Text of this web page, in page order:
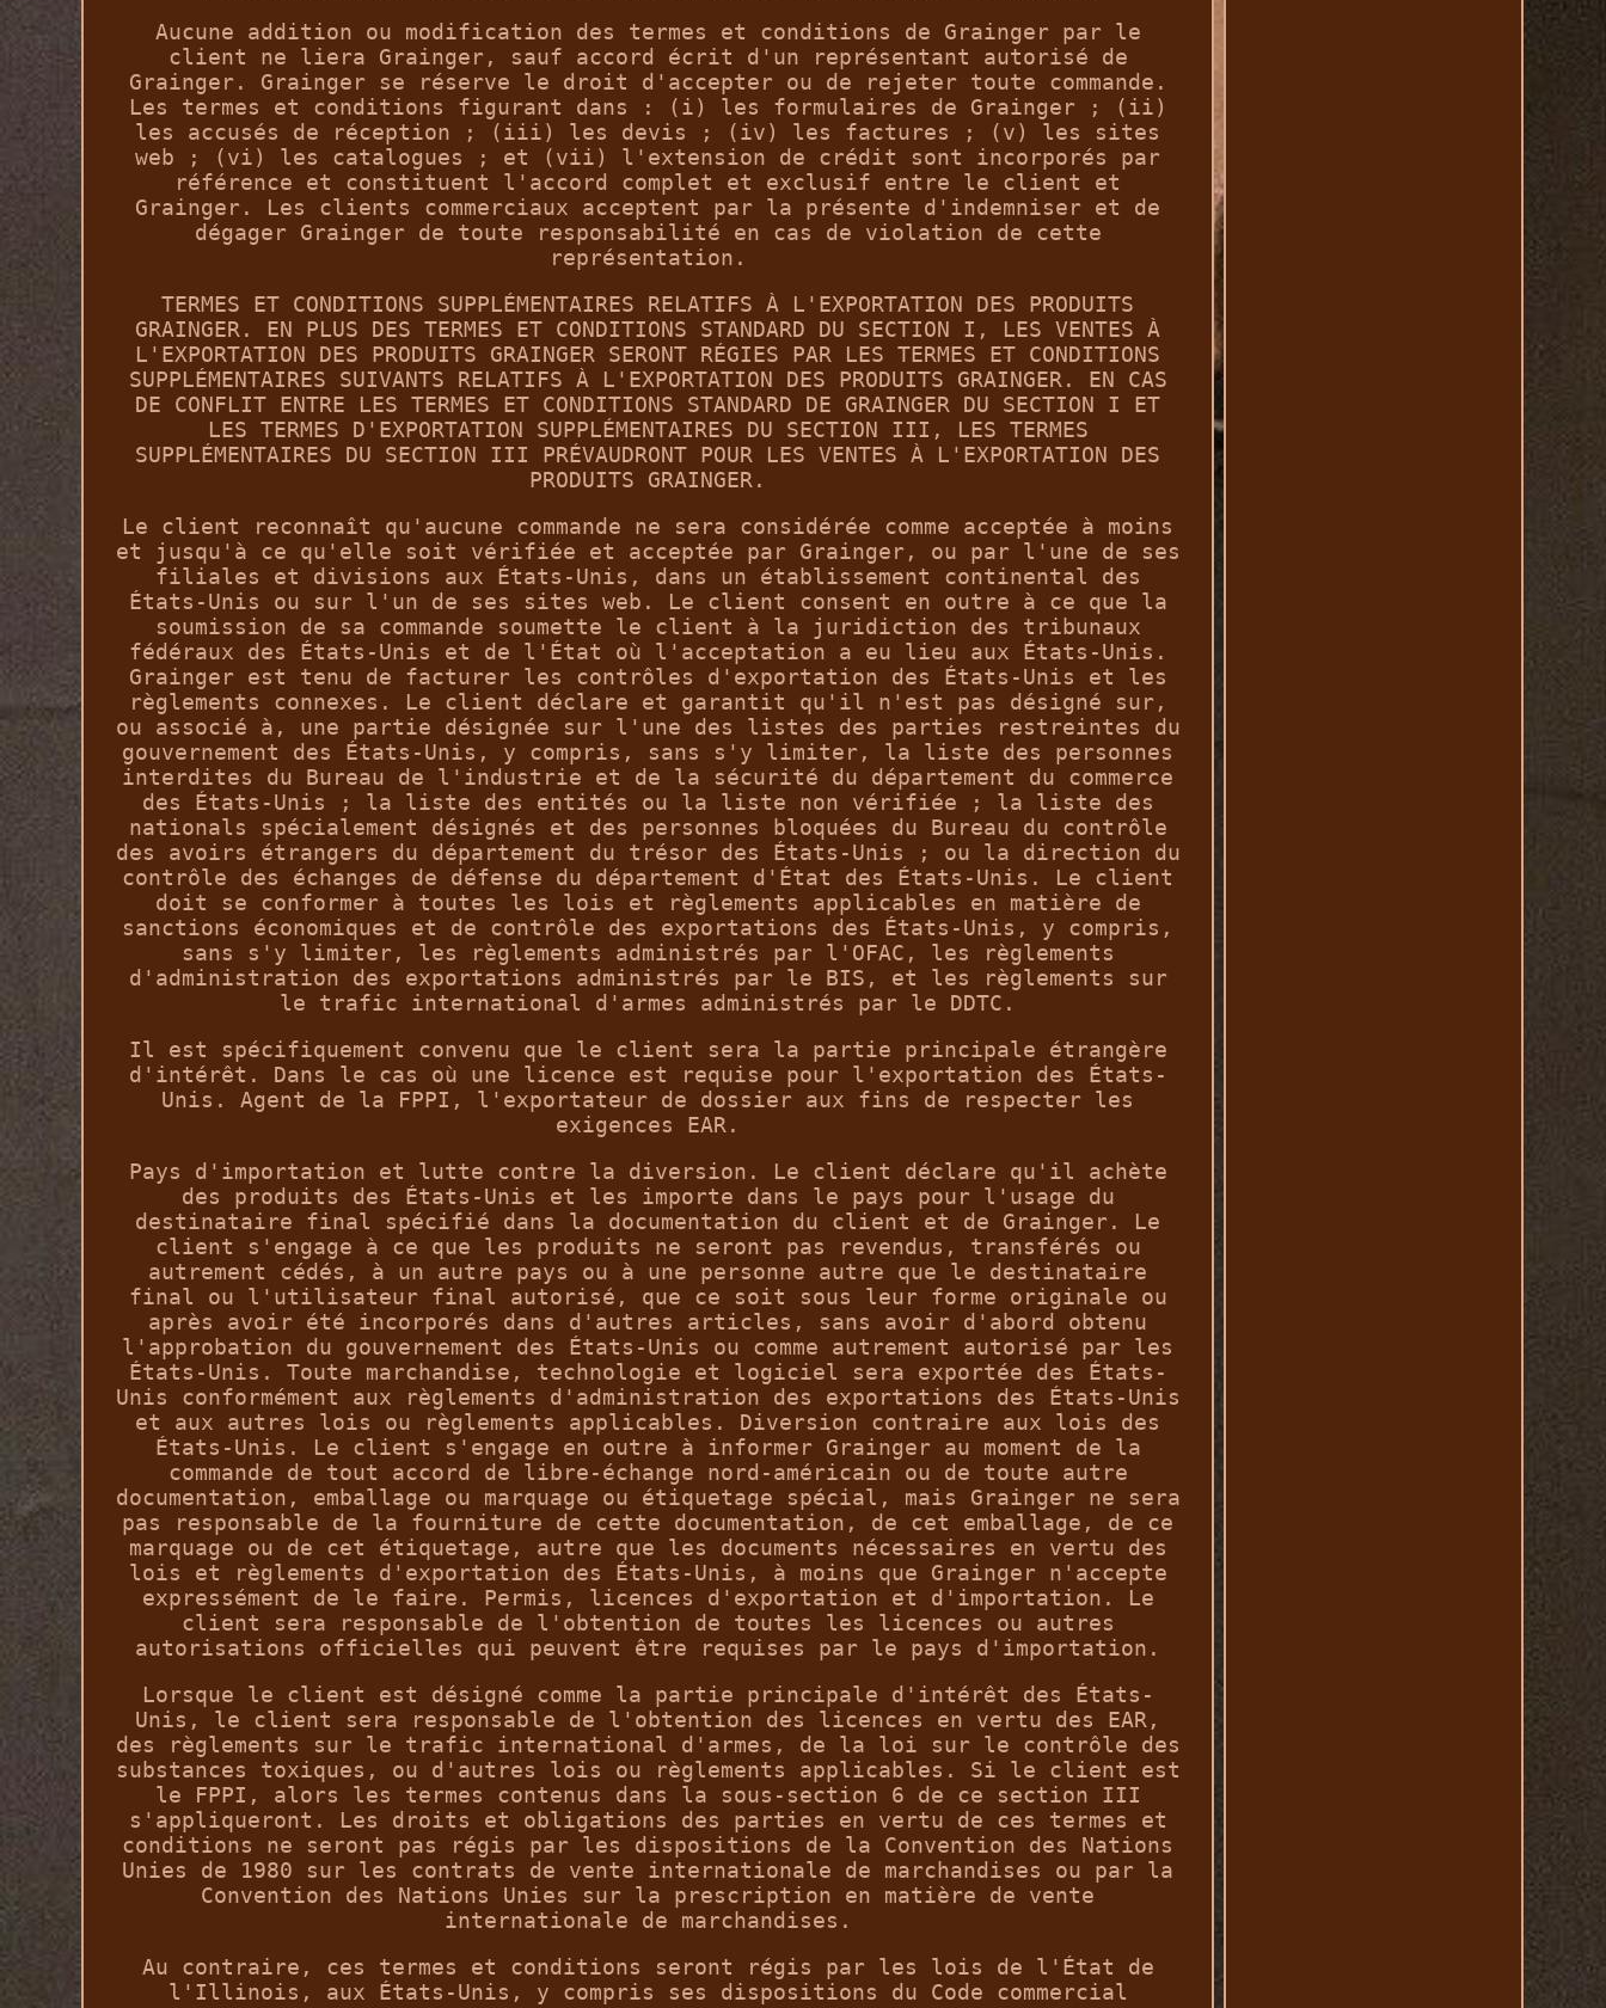
Aucune addition ou modification des termes et conditions de Grainger par le
client ne liera Grainger, sauf accord écrit d'un représentant autorisé de
Grainger. Grainger se réserve le droit d'accepter ou de rejeter toute commande.
Les termes et conditions figurant dans : (i) les formulaires de Grainger ; (ii)
les accusés de réception ; (iii) les devis ; (iv) les factures ; (v) les sites
web ; (vi) les catalogues ; et (vii) l'extension de crédit sont incorporés par
référence et constituent l'accord complet et exclusif entre le client et
Grainger. Les clients commerciaux acceptent par la présente d'indemniser et de
dégager Grainger de toute responsabilité en cas de violation de cette
représentation.
TERMES ET CONDITIONS SUPPLÉMENTAIRES RELATIFS À L'EXPORTATION DES PRODUITS
GRAINGER. EN PLUS DES TERMES ET CONDITIONS STANDARD DU SECTION I, LES VENTES À
L'EXPORTATION DES PRODUITS GRAINGER SERONT RÉGIES PAR LES TERMES ET CONDITIONS
SUPPLÉMENTAIRES SUIVANTS RELATIFS À L'EXPORTATION DES PRODUITS GRAINGER. EN CAS
DE CONFLIT ENTRE LES TERMES ET CONDITIONS STANDARD DE GRAINGER DU SECTION I ET
LES TERMES D'EXPORTATION SUPPLÉMENTAIRES DU SECTION III, LES TERMES
SUPPLÉMENTAIRES DU SECTION III PRÉVAUDRONT POUR LES VENTES À L'EXPORTATION DES
PRODUITS GRAINGER.
Le client reconnaît qu'aucune commande ne sera considérée comme acceptée à moins
et jusqu'à ce qu'elle soit vérifiée et acceptée par Grainger, ou par l'une de ses
filiales et divisions aux États-Unis, dans un établissement continental des
États-Unis ou sur l'un de ses sites web. Le client consent en outre à ce que la
soumission de sa commande soumette le client à la juridiction des tribunaux
fédéraux des États-Unis et de l'État où l'acceptation a eu lieu aux États-Unis.
Grainger est tenu de facturer les contrôles d'exportation des États-Unis et les
règlements connexes. Le client déclare et garantit qu'il n'est pas désigné sur,
ou associé à, une partie désignée sur l'une des listes des parties restreintes du
gouvernement des États-Unis, y compris, sans s'y limiter, la liste des personnes
interdites du Bureau de l'industrie et de la sécurité du département du commerce
des États-Unis ; la liste des entités ou la liste non vérifiée ; la liste des
nationals spécialement désignés et des personnes bloquées du Bureau du contrôle
des avoirs étrangers du département du trésor des États-Unis ; ou la direction du
contrôle des échanges de défense du département d'État des États-Unis. Le client
doit se conformer à toutes les lois et règlements applicables en matière de
sanctions économiques et de contrôle des exportations des États-Unis, y compris,
sans s'y limiter, les règlements administrés par l'OFAC, les règlements
d'administration des exportations administrés par le BIS, et les règlements sur
le trafic international d'armes administrés par le DDTC.
Il est spécifiquement convenu que le client sera la partie principale étrangère
d'intérêt. Dans le cas où une licence est requise pour l'exportation des États-
Unis. Agent de la FPPI, l'exportateur de dossier aux fins de respecter les
exigences EAR.
Pays d'importation et lutte contre la diversion. Le client déclare qu'il achète
des produits des États-Unis et les importe dans le pays pour l'usage du
destinataire final spécifié dans la documentation du client et de Grainger. Le
client s'engage à ce que les produits ne seront pas revendus, transférés ou
autrement cédés, à un autre pays ou à une personne autre que le destinataire
final ou l'utilisateur final autorisé, que ce soit sous leur forme originale ou
après avoir été incorporés dans d'autres articles, sans avoir d'abord obtenu
l'approbation du gouvernement des États-Unis ou comme autrement autorisé par les
États-Unis. Toute marchandise, technologie et logiciel sera exportée des États-
Unis conformément aux règlements d'administration des exportations des États-Unis
et aux autres lois ou règlements applicables. Diversion contraire aux lois des
États-Unis. Le client s'engage en outre à informer Grainger au moment de la
commande de tout accord de libre-échange nord-américain ou de toute autre
documentation, emballage ou marquage ou étiquetage spécial, mais Grainger ne sera
pas responsable de la fourniture de cette documentation, de cet emballage, de ce
marquage ou de cet étiquetage, autre que les documents nécessaires en vertu des
lois et règlements d'exportation des États-Unis, à moins que Grainger n'accepte
expressément de le faire. Permis, licences d'exportation et d'importation. Le
client sera responsable de l'obtention de toutes les licences ou autres
autorisations officielles qui peuvent être requises par le pays d'importation.
Lorsque le client est désigné comme la partie principale d'intérêt des États-
Unis, le client sera responsable de l'obtention des licences en vertu des EAR,
des règlements sur le trafic international d'armes, de la loi sur le contrôle des
substances toxiques, ou d'autres lois ou règlements applicables. Si le client est
le FPPI, alors les termes contenus dans la sous-section 6 de ce section III
s'appliqueront. Les droits et obligations des parties en vertu de ces termes et
conditions ne seront pas régis par les dispositions de la Convention des Nations
Unies de 1980 sur les contrats de vente internationale de marchandises ou par la
Convention des Nations Unies sur la prescription en matière de vente
internationale de marchandises.
Au contraire, ces termes et conditions seront régis par les lois de l'État de
l'Illinois, aux États-Unis, y compris ses dispositions du Code commercial